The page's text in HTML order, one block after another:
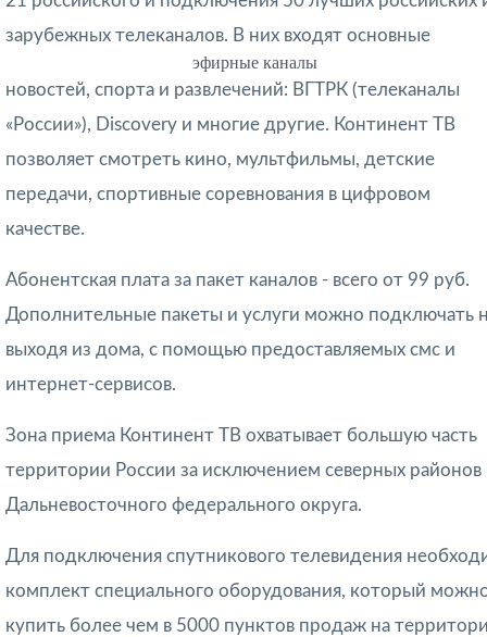
зарубежных телеканалов. В них входят основные
эфирные каналы
новостей, спорта и развлечений: ВГТРК (телеканалы
«России»), Discovery и многие другие. Континент ТВ
позволяет смотреть кино, мультфильмы, детские
передачи, спортивные соревнования в цифровом
качестве.
Абонентская плата за пакет каналов - всего от 99 руб.
Дополнительные пакеты и услуги можно подключать
выходя из дома, с помощью предоставляемых смс и
интернет-сервисов.
Зона приема Континент ТВ охватывает большую часть
территории России за исключением северных районов
Дальневосточного федерального округа.
Для подключения спутникового телевидения
комплект специального оборудования, который
купить более чем в 5000 пунктов продаж на